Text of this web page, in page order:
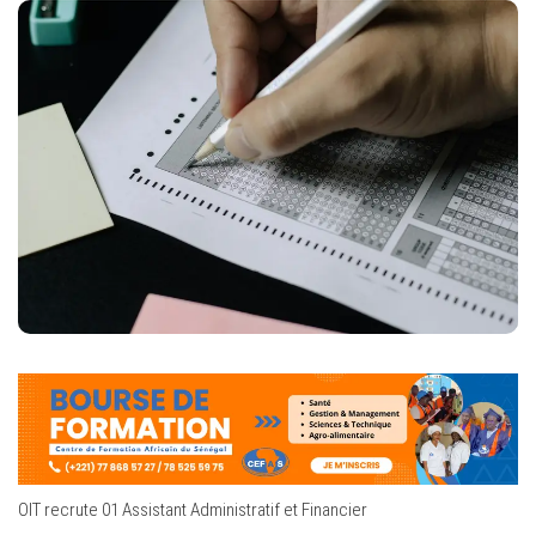
OIT recrute 01 Assistant Administratif et Financier